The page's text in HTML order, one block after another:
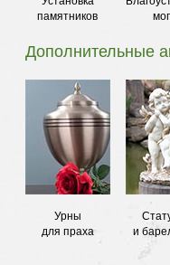
памятников
Дополнительные
Урны
для праха
и